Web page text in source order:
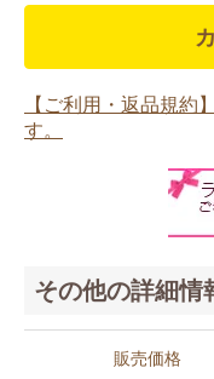
【ご利用・返品規約
す。
その他の詳細情
販売価格